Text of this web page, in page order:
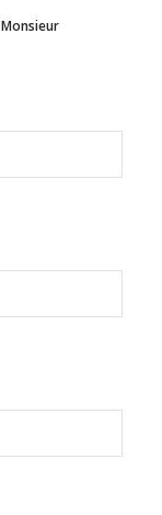
Monsieur